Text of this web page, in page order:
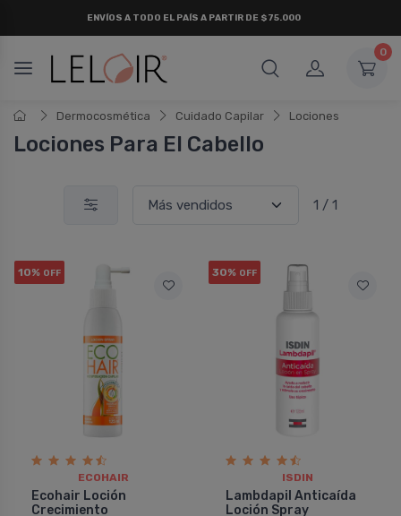
ENVÍOS A TODO EL PAÍS A PARTIR DE $75.000
0
Dermocosmética Cuidado Capilar Lociones
Lociones Para El Cabello
1 / 1
10% OFF
ECOHAIR
Ecohair Loción
Crecimiento
30% OFF
ISDIN
Lambdapil Anticaí­da
Loción Spray